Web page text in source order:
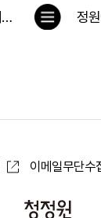
문화이벤트 - 에덴미용실 당첨자
목
이메일무단수
청